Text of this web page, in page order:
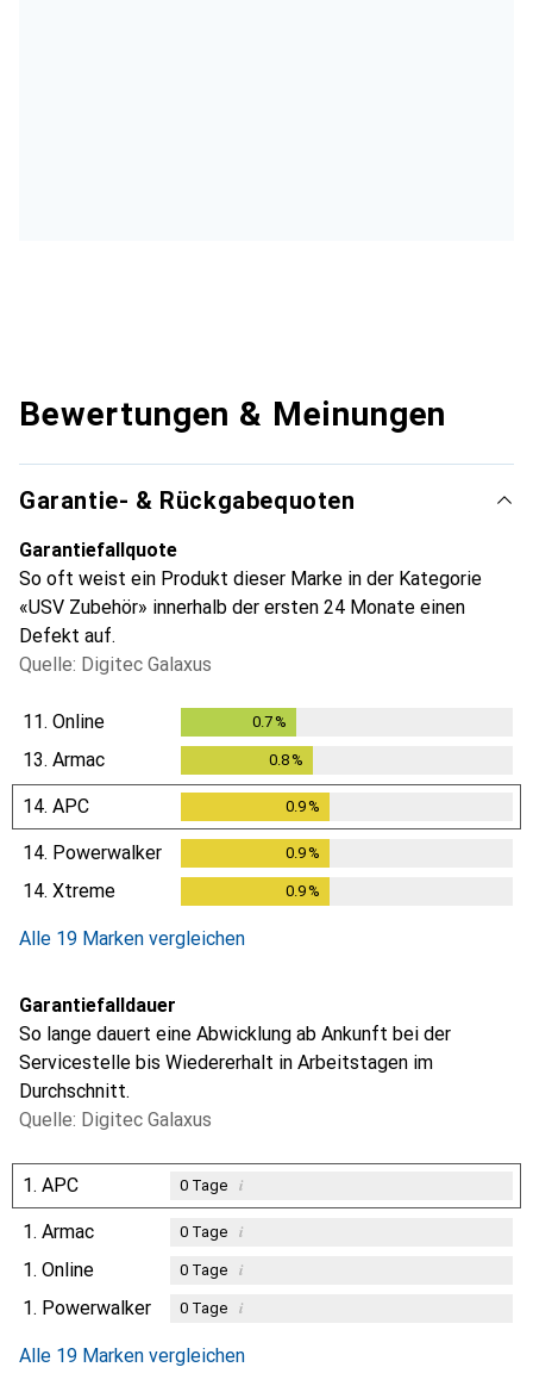
Bewertungen & Meinungen
Garantie- & Rückgabequoten
Garantiefallquote
So oft weist ein Produkt dieser Marke in der Kategorie
«USV Zubehör» innerhalb der ersten 24 Monate einen
Defekt auf.
Quelle: Digitec Galaxus
11. Online 0.7 %
13. Armac 0.8 %
14. APC 0.9%
14. Powerwalker 0.9%
14. Xtreme 0.9%
Alle 19 Marken vergleichen
Garantiefalldauer
So lange dauert eine Abwicklung ab Ankunft bei der
Servicestelle bis Wiedererhalt in Arbeitstagen im
Durchschnitt.
Quelle: Digitec Galaxus
1. APC 0Tage i
1. Armac 0Tage i
1. Online 0Tage i
1. Powerwalker 0Tage i
Alle 19 Marken vergleichen